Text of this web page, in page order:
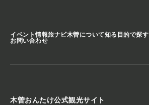
イベント情報旅ナビ木曽について知る 目的で探す
お問い合わせ
木曽おんたけ公式観光サイト